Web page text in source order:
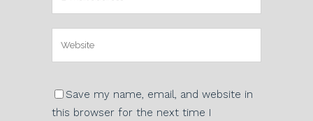
Save my name, email, and website in
this browser for the next time I